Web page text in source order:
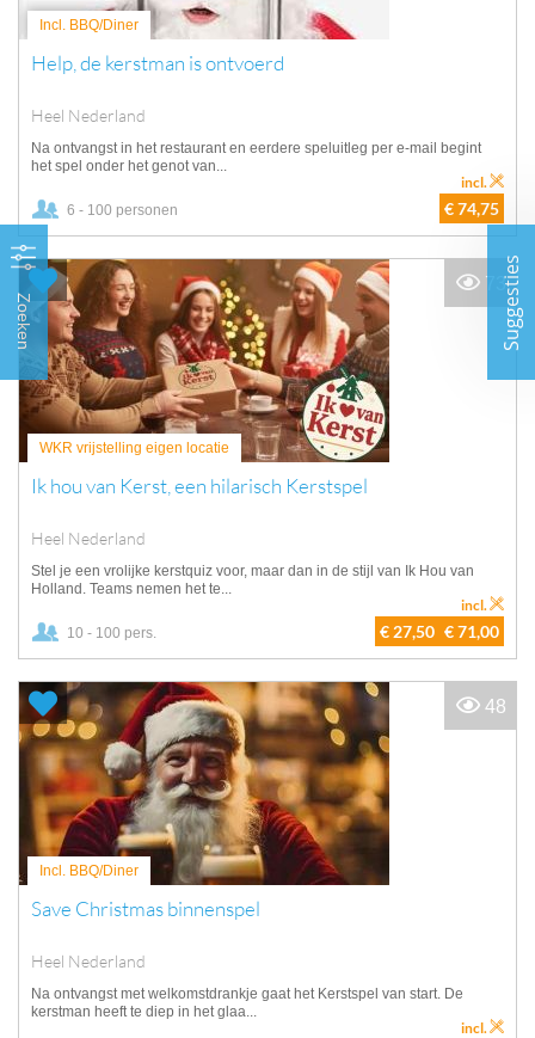
Zoeken
Incl. BBQ/Diner
Help, de kerstman is ontvoerd
Heel Nederland
Na ontvangst in het restaurant en eerdere speluitleg per e-mail begint
het spel onder het genot van...
6 - 100 personen € 74,75
incl.
WKR vrijstelling eigen locatie
Ik hou van Kerst, een hilarisch Kerstspel
Heel Nederland
Stel je een vrolijke kerstquiz voor, maar dan in de stijl van Ik Hou van
Holland. Teams nemen het te...
10 - 100 pers. € 27,50 € 71,00
incl.
73
Incl. BBQ/Diner
Save Christmas binnenspel
Heel Nederland
Na ontvangst met welkomstdrankje gaat het Kerstspel van start. De
kerstman heeft te diep in het glaa...
incl.
48
Suggesties